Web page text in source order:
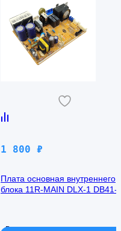
1 800 ₽
Плата основная внутреннего
блока 11R-MAIN DLX-1 DB41-
В наличии